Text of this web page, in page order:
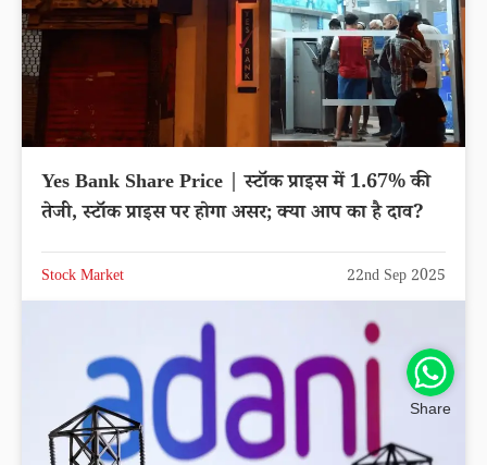
Yes Bank Share Price | स्टॉक प्राइस में 1.67% की
तेजी, स्टॉक प्राइस पर होगा असर; क्या आप का है दाव?
Stock Market 22nd Sep 2025
Share